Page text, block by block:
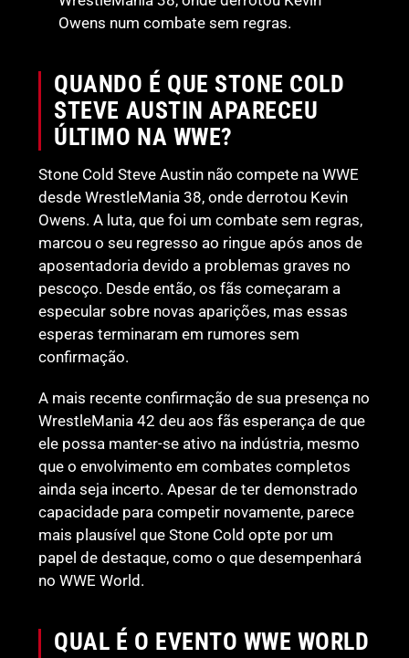
Owens num combate sem regras.
QUANDO É QUE STONE COLD
STEVE AUSTIN APARECEU
ÚLTIMO NA WWE?
Stone Cold Steve Austin não compete na WWE
desde WrestleMania 38, onde derrotou Kevin
Owens. A luta, que foi um combate sem regras,
marcou o seu regresso ao ringue após anos de
aposentadoria devido a problemas graves no
pescoço. Desde então, os fãs começaram a
especular sobre novas aparições, mas essas
esperas terminaram em rumores sem
confirmação.
A mais recente confirmação de sua presença no
WrestleMania 42 deu aos fãs esperança de que
ele possa manter-se ativo na indústria, mesmo
que o envolvimento em combates completos
ainda seja incerto. Apesar de ter demonstrado
capacidade para competir novamente, parece
mais plausível que Stone Cold opte por um
papel de destaque, como o que desempenhará
no WWE World.
QUAL É O EVENTO WWE WORLD